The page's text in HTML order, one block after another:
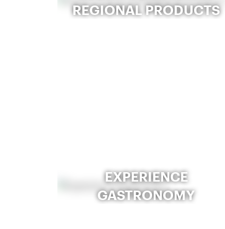
REGIONAL PRODUCTS
EXPERIENCE
GASTRONOMY